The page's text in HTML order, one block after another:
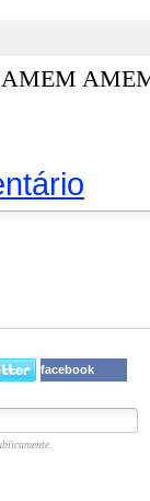
AMEM
facebook